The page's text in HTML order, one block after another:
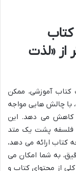
«لذت
کتاب آموزشی، ممکن
با چالش هایی مواجه
کاهش می دهد. این
فلسفه پشت یک متد
کتاب ارائه می دهد،
به شما امکان می
از محتوای کتاب و